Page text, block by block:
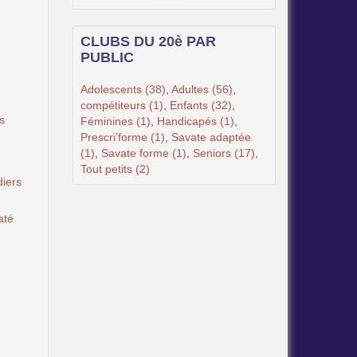
CLUBS DU 20è PAR
PUBLIC
Adolescents (38) Adultes (56)
compétiteurs (1)
Enfants (32)
Féminines (1)
Handicapés (1)
Prescri’forme (1)
Savate adaptée
(1)
Savate forme (1) Seniors (17)
Tout petits (2)